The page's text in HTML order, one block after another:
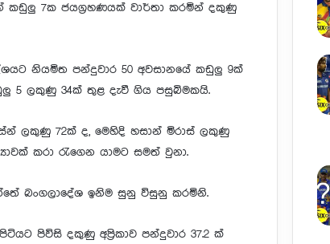
කඩුලු 7ක ජයග්‍රහණයක් වාර්තා කරමින් දකුණු
නියමිත පන්දුවාර 50 අවසානයේ කඩුලු 9ක්
5 ලකුණු 34ක් තුළ දැවී ගිය පසුබිමකයි.
ලකුණු 72ක් ද, මෙහිදි හසාන් මිරාස් ලකුණු
කරා රැගෙන යාමට සමත් වුනා.
බංගලාදේශ ඉනිම සුනු විසුනු කරමිනි.
පිවිසි දකුණු අප්‍රිකාව පන්දුවාර 37.2 ක්